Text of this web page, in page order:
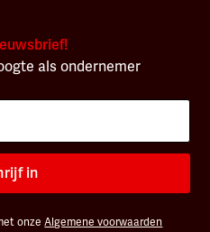
als ondernemer
in
onzeAlgemene voorwaarden